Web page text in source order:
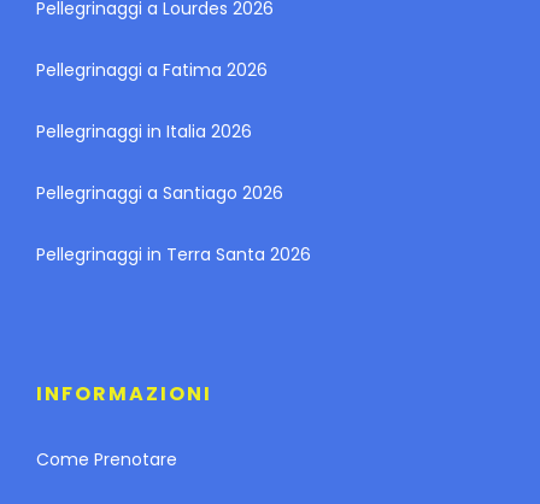
Pellegrinaggi a Lourdes 2026
Pellegrinaggi a Fatima 2026
Pellegrinaggi in Italia 2026
Pellegrinaggi a Santiago 2026
Pellegrinaggi in Terra Santa 2026
INFORMAZIONI
Come Prenotare